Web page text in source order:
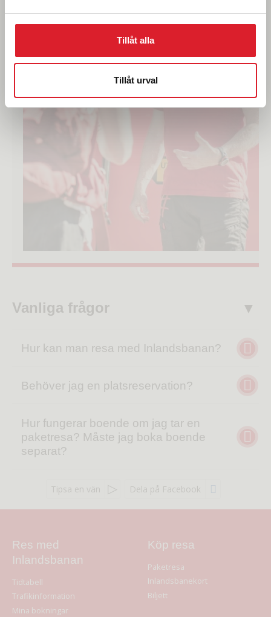
Tillåt alla
Tillåt urval
Vanliga frågor
Hur kan man resa med Inlandsbanan?
Behöver jag en platsreservation?
Hur fungerar boende om jag tar en
paketresa? Måste jag boka boende
separat?
Tipsa en vän Dela på Facebook
Res med
Inlandsbanan
Tidtabell
Trafikinformation
Mina bokningar
Köp resa
Paketresa
Inlandsbanekort
Biljett